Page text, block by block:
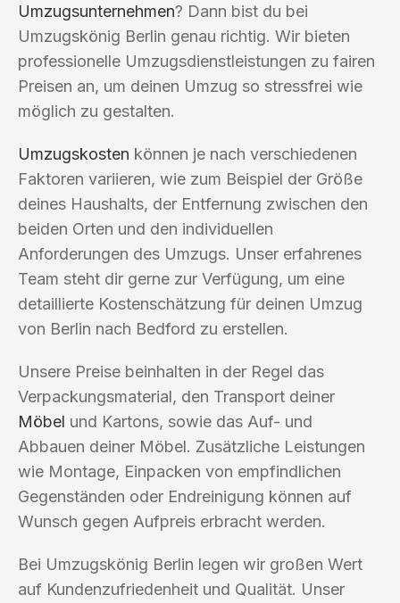
Umzugsunternehmen? Dann bist du bei
Umzugskönig Berlin genau richtig. Wir bieten
professionelle Umzugsdienstleistungen zu fairen
Preisen an, um deinen Umzug so stressfrei wie
möglich zu gestalten.
Umzugskosten können je nach verschiedenen
Faktoren variieren, wie zum Beispiel der Größe
deines Haushalts, der Entfernung zwischen den
beiden Orten und den individuellen
Anforderungen des Umzugs. Unser erfahrenes
Team steht dir gerne zur Verfügung, um eine
detaillierte Kostenschätzung für deinen Umzug
von Berlin nach Bedford zu erstellen.
Unsere Preise beinhalten in der Regel das
Verpackungsmaterial, den Transport deiner
Möbel und Kartons, sowie das Auf- und
Abbauen deiner Möbel. Zusätzliche Leistungen
wie Montage, Einpacken von empfindlichen
Gegenständen oder Endreinigung können auf
Wunsch gegen Aufpreis erbracht werden.
Bei Umzugskönig Berlin legen wir großen Wert
auf Kundenzufriedenheit und Qualität. Unser